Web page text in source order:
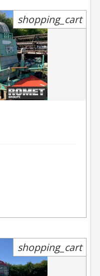
shopping_cart
shopping_cart